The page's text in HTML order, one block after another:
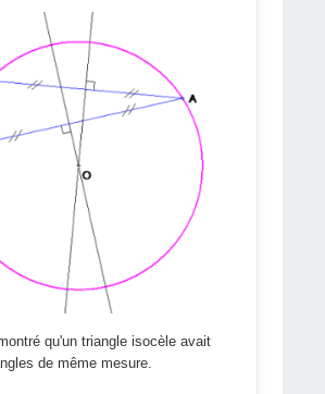
qu'un triangle isocèle avait
de même mesure.